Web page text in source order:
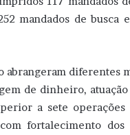
mandados de busca
abrangeram
de dinheiro,
a sete
fortalecimento